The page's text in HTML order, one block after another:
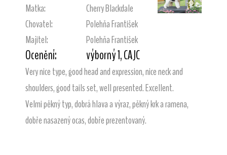
Matka:
Cherry Blackdale
Chovatel:
Polehňa František
Majitel:
Polehňa František
Ocenění: výborný 1, CAJC
Very nice type, good head and expression, nice neck and
shoulders, good tails set, well presented. Excellent.
Velmi pěkný typ, dobrá hlava a výraz, pěkný krk a ramena,
dobře nasazený ocas, dobře prezentovaný.